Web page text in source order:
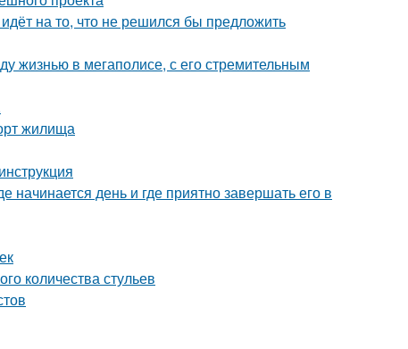
на то, что не решился бы предложить
жизнью в мегаполисе, с его стремительным
жилища
день и где приятно завершать его в
количества стульев